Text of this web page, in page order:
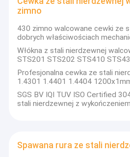
zimno
430 zimno walcowane cewki ze
dobrych właściwościach
Włókna z stali nierdzewnej
STS201 STS202 STS410
Profesjonalna cewka ze stali
1.4301 1.4401 1.4404
SGS BV IQI TUV ISO Certified
stali nierdzewnej z
Spawana rura ze stali